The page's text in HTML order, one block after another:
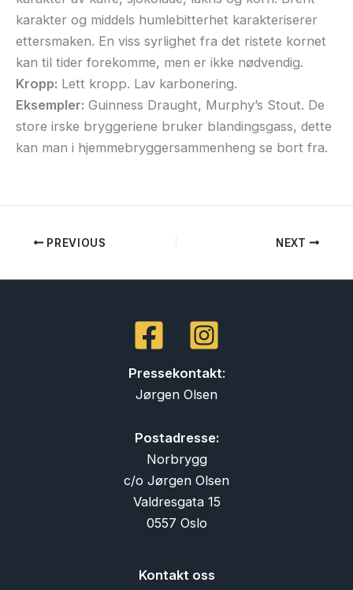
karakter og middels humlebitterhet karakteriserer
ettersmaken. En viss syrlighet fra det ristete kornet
kan til tider forekomme, men er ikke nødvendig.
Kropp: Lett kropp. Lav karbonering.
Eksempler: Guinness Draught, Murphy’s Stout. De
store irske bryggeriene bruker blandingsgass, dette
kan man i hjemmebryggersammenheng se bort fra.
PREVIOUS NEXT
Pressekontakt:
Jørgen Olsen
Postadresse:
Norbrygg
c/o Jørgen Olsen
Valdresgata 15
0557 Oslo
Kontakt oss